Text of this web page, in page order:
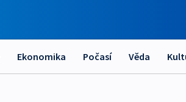
Ekonomika Počasí Věda